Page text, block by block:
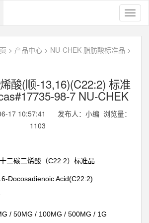
> 产品中心 > NU-CHEK 脂肪酸标准品 >
酸(顺-13,16)(C22:2) 标准
98-7 NU-CHEK
17 10:57:41 发布人：小编 浏览量：
1103
二碳二烯酸（C22:2）标准品
Docosadienoic Acid(C22:2)
/ 50MG / 100MG / 500MG / 1G